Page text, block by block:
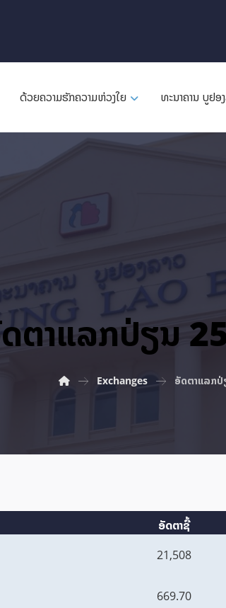
ດ້ວຍຄວາມຮັກຄວາມຫ່ວງໃຍ ທະນາຄານ ບູຢອ
ຕາ​ແລກ​ປ່ຽນ
Exchanges ອັດ​ຕາ​ແລກ​ປ່
ອັດຕາຊື້
21,508
669.70